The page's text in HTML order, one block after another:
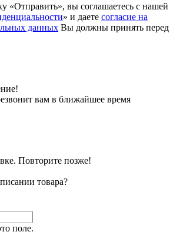
«Отправить», вы соглашаетесь с нашей
» и даете согласие на
данных Вы должны принять перед
вам в ближайшее время
Повторите позже!
товара?
поле.